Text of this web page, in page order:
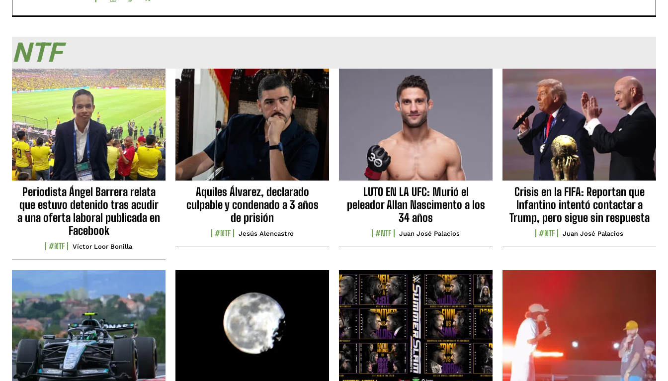
NTF
Periodista Ángel Barrera relata
que estuvo detenido tras acudir
a una oferta laboral publicada en
Facebook
#NTF Víctor Loor Bonilla
Aquiles Álvarez, declarado
culpable y condenado a 3 años
de prisión
#NTF Jesús Alencastro
LUTO EN LA UFC: Murió el
peleador Allan Nascimento a los
34 años
#NTF Juan José Palacios
Crisis en la FIFA: Reportan que
Infantino intentó contactar a
Trump, pero sigue sin respuesta
#NTF Juan José Palacios